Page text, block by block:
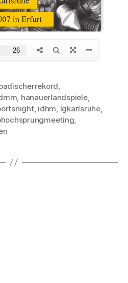
,
, hanauerlandspiele,
, idhm, lgkarlsruhe,
,